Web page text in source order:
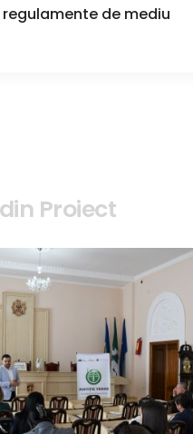
de mediu
din Proiect